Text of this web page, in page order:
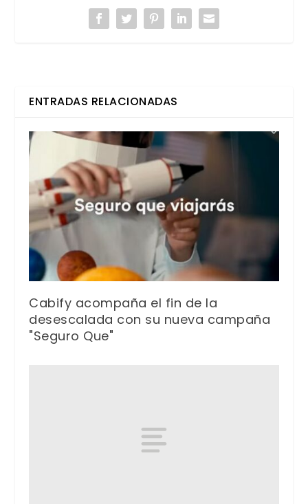
ENTRADAS RELACIONADAS
Cabify acompaña el fin de la
desescalada con su nueva campaña
"Seguro Que"